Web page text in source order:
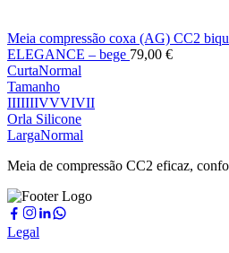
Meia compressão coxa (AG) CC2
ELEGANCE – bege 79,00 €
CurtaNormal
Tamanho
IIIIIIIVVVIVII
Orla Silicone
LargaNormal
Meia de compressão CC2 eficaz,
Legal